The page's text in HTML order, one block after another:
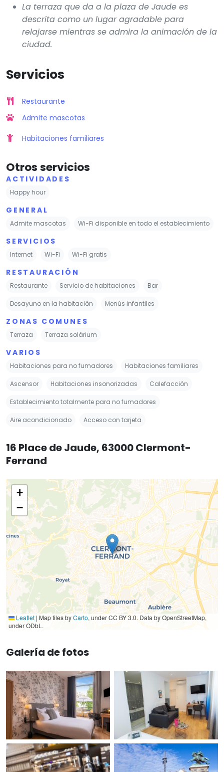
La terraza que da a la plaza de Jaude es
descrita como un lugar agradable para
relajarse mientras se admira la animación de la
ciudad.
Servicios
Restaurante
Admite mascotas
Habitaciones familiares
Otros servicios
ACTIVIDADES
Happy hour
GENERAL
Admite mascotas Wi-Fi disponible en todo el establecimiento
SERVICIOS
Internet Wi-Fi Wi-Fi gratis
RESTAURACIÓN
Restaurante Servicio de habitaciones Bar
Desayuno en la habitación Menús infantiles
ZONAS COMUNES
Terraza Terraza solárium
VARIOS
Habitaciones para no fumadores Habitaciones familiares
Ascensor Habitaciones insonorizadas Calefacción
Establecimiento totalmente para no fumadores
Aire acondicionado Acceso con tarjeta
16 Place de Jaude, 63000 Clermont-
Ferrand
+
−
Leaflet | Map tiles byCarto, under CC BY 3.0. Data by OpenStreetMap,
under ODbL.
Galería de fotos